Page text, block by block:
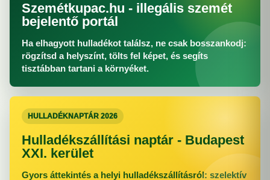
Szemétkupac.hu - illegális szemét
bejelentő portál
Ha elhagyott hulladékot találsz, ne csak bosszankodj:
rögzítsd a helyszínt, tölts fel képet, és segíts
tisztábban tartani a környéket.
HULLADÉKNAPTÁR 2026
Hulladékszállítási naptár - Budapest
XXI. kerület
Gyors áttekintés a helyi hulladékszállításról: szelektív